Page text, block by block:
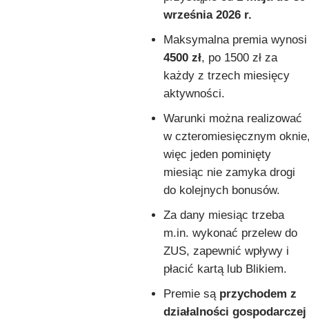
września 2026 r.
Maksymalna premia wynosi
4500 zł, po 1500 zł za
każdy z trzech miesięcy
aktywności.
Warunki można realizować
w czteromiesięcznym
więc jeden pominięty
miesiąc nie zamyka drogi
do kolejnych bonusów.
Za dany miesiąc trzeba
m.in. wykonać przelew do
ZUS, zapewnić wpływy i
płacić kartą lub Blikiem.
Premie są przychodem z
działalności gospodarczej